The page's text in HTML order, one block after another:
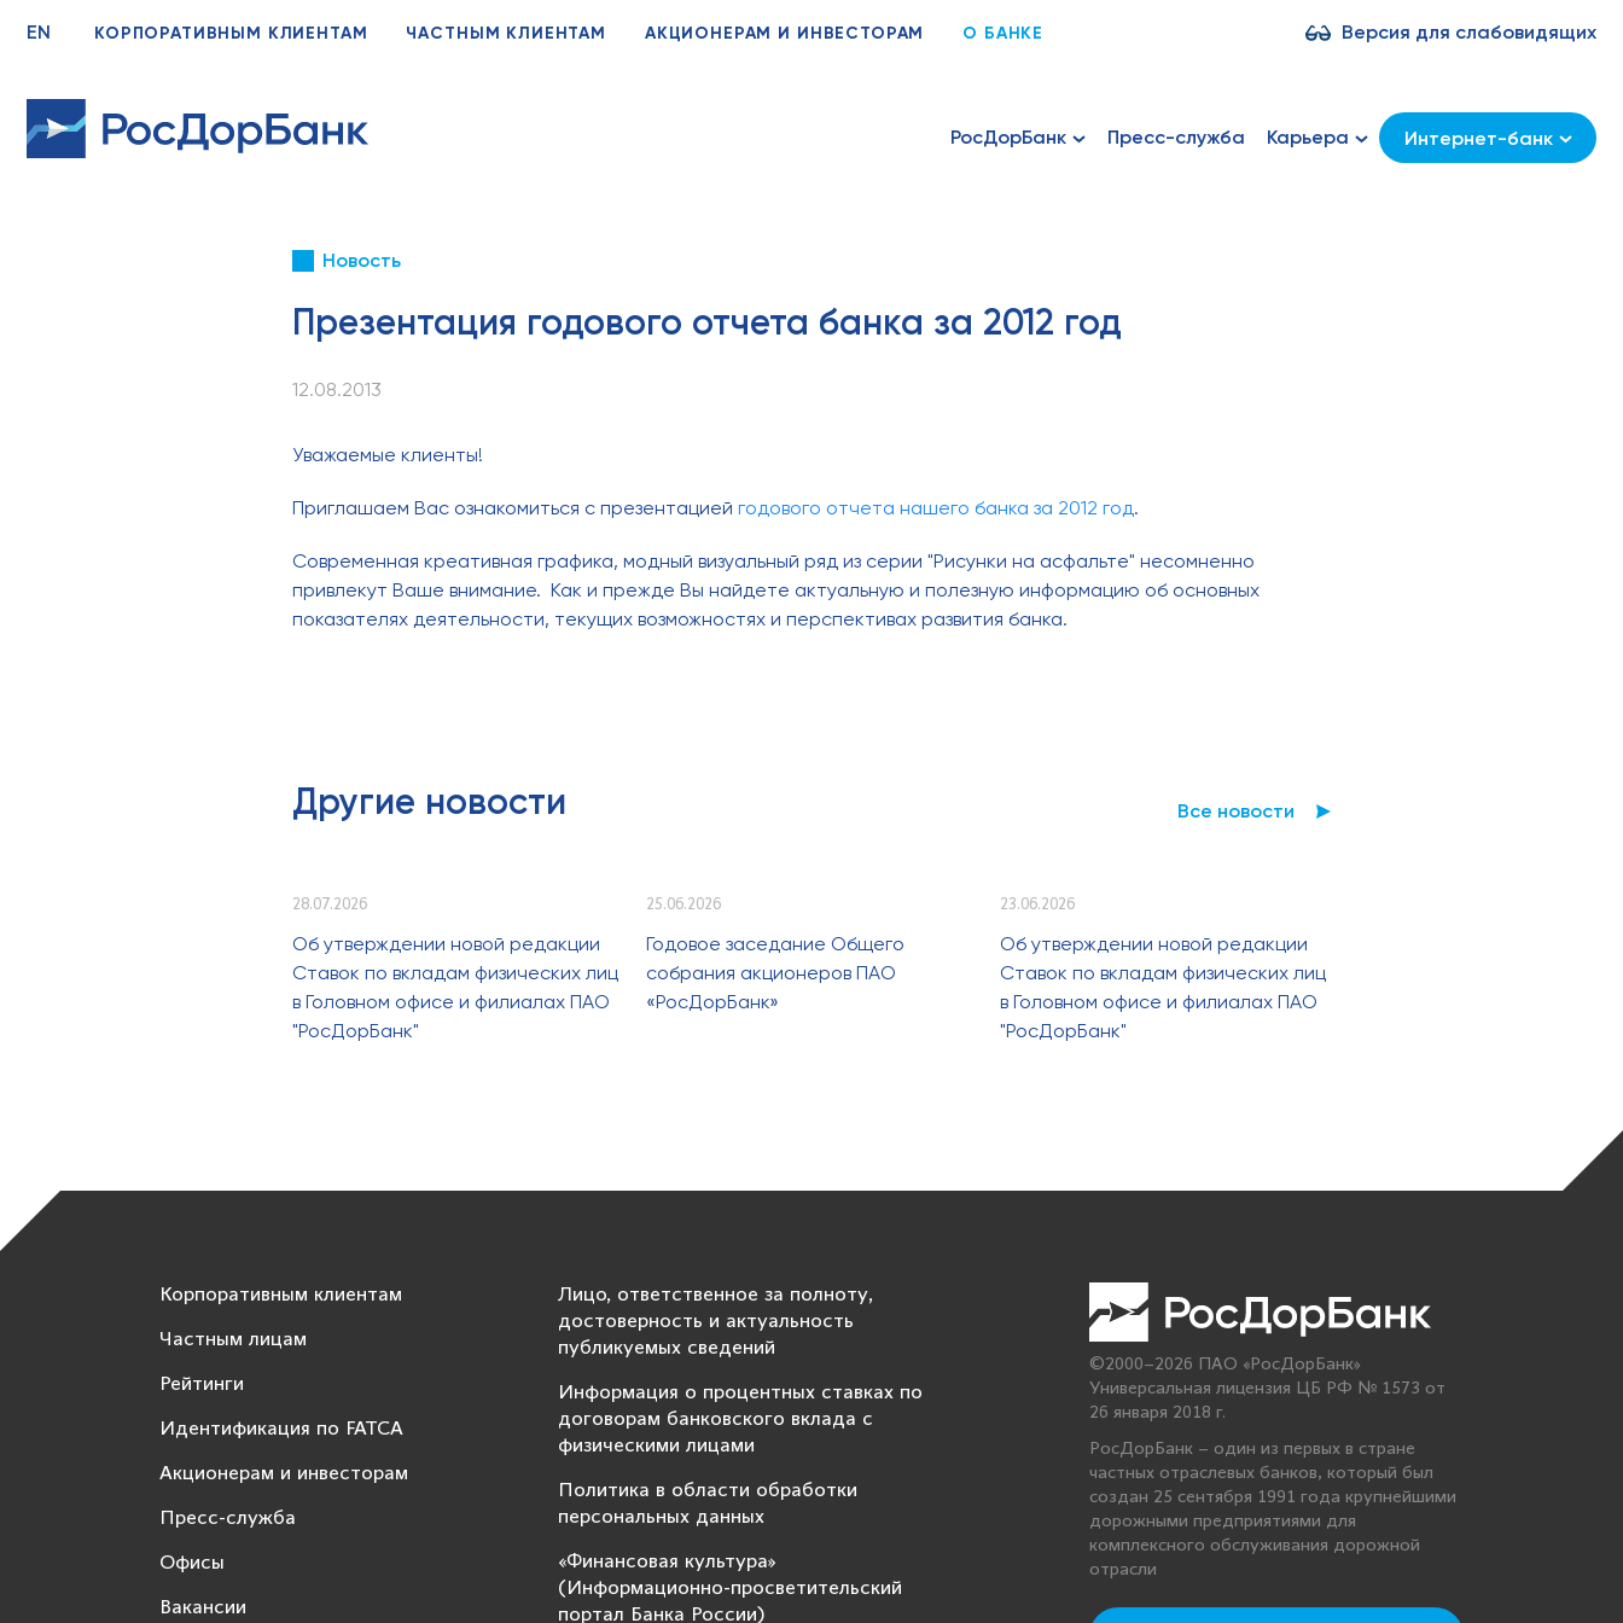
EN КОРПОРАТИВНЫМ КЛИЕНТАМ ЧАСТНЫМ КЛИЕНТАМ АКЦИОНЕРАМ И ИНВЕСТОРАМ О БАНКЕ Версия для слабовидящих
РосДорБанк Пресс-служба Карьера Интернет-банк
Новость
Презентация годового отчета банка за 2012 год
12.08.2013
Уважаемые клиенты!
Приглашаем Вас ознакомиться с презентацией годового отчета нашего банка за 2012 год.
Современная креативная графика, модный визуальный ряд из серии "Рисунки на асфальте" несомненно
привлекут Ваше внимание. Как и прежде Вы найдете актуальную и полезную информацию об основных
показателях деятельности, текущих возможностях и перспективах развития банка.
Другие новости Все новости
28.07.2026
Об утверждении новой редакции
Ставок по вкладам физических лиц
в Головном офисе и филиалах ПАО
"РосДорБанк"
25.06.2026
Годовое заседание Общего
собрания акционеров ПАО
«РосДорБанк»
23.06.2026
Об утверждении новой редакции
Ставок по вкладам физических лиц
в Головном офисе и филиалах ПАО
"РосДорБанк"
Корпоративным клиентам
Частным лицам
Рейтинги
Идентификация по FATCA
Акционерам и инвесторам
Пресс-служба
Офисы
Вакансии
Лицо, ответственное за полноту,
достоверность и актуальность
публикуемых сведений
Информация о процентных ставках по
договорам банковского вклада с
физическими лицами
Политика в области обработки
персональных данных
«Финансовая культура»
(Информационно-просветительский
портал Банка России)
©2000–2026 ПАО «РосДорБанк»
Универсальная лицензия ЦБ РФ № 1573 от
26 января 2018 г.
РосДорБанк – один из первых в стране
частных отраслевых банков, который был
создан 25 сентября 1991 года крупнейшими
дорожными предприятиями для
комплексного обслуживания дорожной
отрасли